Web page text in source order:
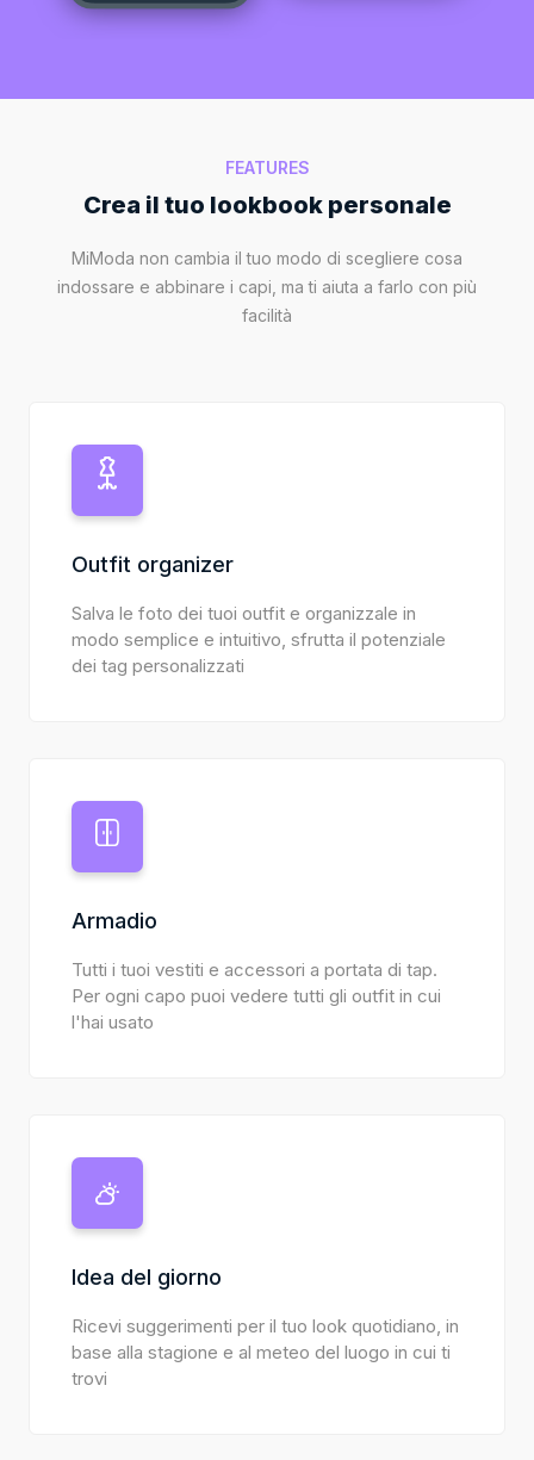
FEATURES
Crea il tuo lookbook personale
MiModa non cambia il tuo modo di scegliere cosa
indossare e abbinare i capi, ma ti aiuta a farlo con più
facilità
Outfit organizer
Salva le foto dei tuoi outfit e organizzale in
modo semplice e intuitivo, sfrutta il potenziale
dei tag personalizzati
Armadio
Tutti i tuoi vestiti e accessori a portata di tap.
Per ogni capo puoi vedere tutti gli outfit in cui
l'hai usato
Idea del giorno
Ricevi suggerimenti per il tuo look quotidiano, in
base alla stagione e al meteo del luogo in cui ti
trovi